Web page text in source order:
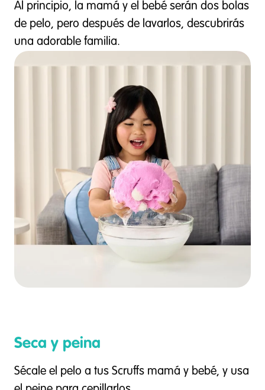
Al principio, la mamá y el bebé serán dos bolas
de pelo, pero después de lavarlos, descubrirás
una adorable familia.
Seca y peina
Sécale el pelo a tus Scruffs mamá y bebé, y usa